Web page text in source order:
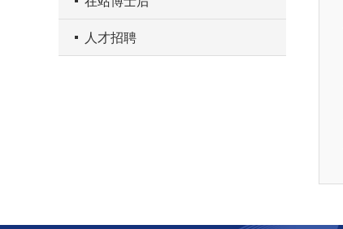
人才招聘